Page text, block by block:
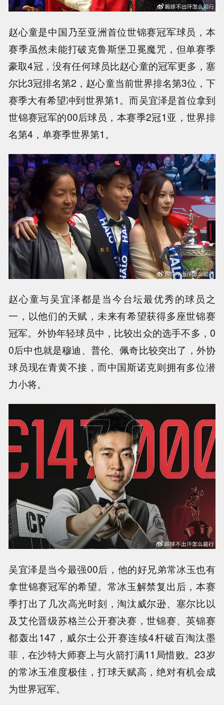
赵心童是中国乃至亚洲首位世锦赛冠军球员，本
赛季虽然未能打破克鲁斯堡卫冕魔咒，但单赛季
豪取4冠，没有任何球员比赵心童的冠军更多，塞
尔比3冠排名第2，赵心童当前世界排名第3位，下
赛季大有希望冲到世界第1。而吴宜泽是首位拿到
世锦赛冠军的00后球员，本赛季2冠1亚，世界排
名第4，单赛季世界第1。
赵心童与吴宜泽都是当今台坛最优秀的球员之
一，以他们的天赋，未来有希望获得多座世锦赛
冠军。外协年轻球员中，比较出众的选手不多，0
0后中也就是穆迪、普伦、佩奇比较突出了，外协
球员现在青黄不接，而中国斯诺克则拥有多位潜
力小将。
吴宜泽是当今最强00后，他的好兄弟常冰玉也有
拿世锦赛冠军的希望。常冰玉解禁复出后，本赛
季打出了几次高光时刻，淘汰威尔逊、塞尔比以
及艾伦晋级苏格兰公开赛决赛，世锦赛、英锦赛
都轰出147，威尔士公开赛连续4杆破百淘汰墨
菲，在沙特大师赛上与火箭打满11局惜败。23岁
的常冰玉准度极佳，打球天赋高，绝对有机会成
为世界冠军。